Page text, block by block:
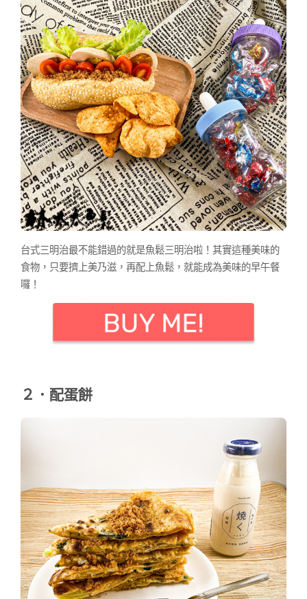
台式三明治最不能錯過的就是魚鬆三明治啦！其實這種美味的
食物，只要擠上美乃滋，再配上魚鬆，就能成為美味的早午餐
囉！
２．配蛋餅